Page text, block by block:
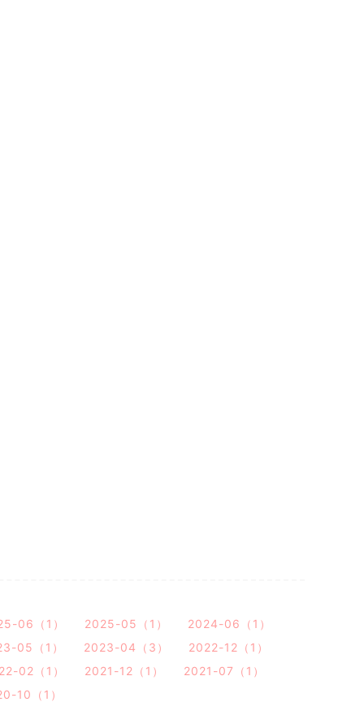
06（1） 2025-05（1）
2024-06（1）
05（1） 2023-04（3）
2022-12（1）
02（1） 2021-12（1）
2021-07（1）
10（1）